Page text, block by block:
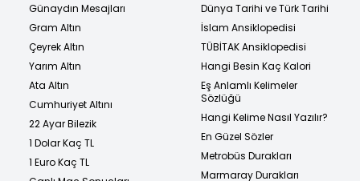
Günaydın Mesajları
Gram Altın
Çeyrek Altın
Yarım Altın
Ata Altın
Cumhuriyet Altını
22 Ayar Bilezik
1 Dolar Kaç TL
1 Euro Kaç TL
Dünya Tarihi ve Türk Tarihi
İslam Ansiklopedisi
TÜBİTAK Ansiklopedisi
Hangi Besin Kaç Kalori
Eş Anlamlı Kelimeler
Sözlüğü
Hangi Kelime Nasıl Yazılır?
En Güzel Sözler
Metrobüs Durakları
Marmaray Durakları